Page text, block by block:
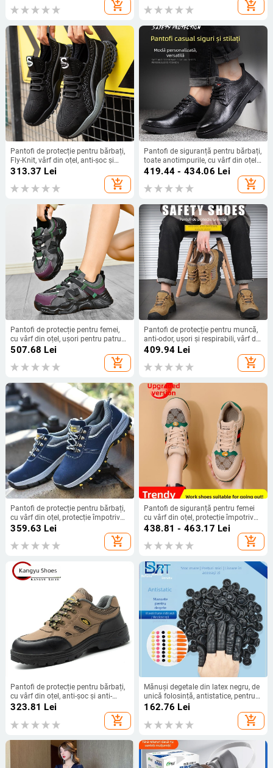
add_shopping_cart add_shopping_cart
Pantofi de protecție pentru bărbați,
Fly-Knit, vârf din oțel, anti-șoc și
anti-perforație, ușori și aerisiți
313.37 Lei
add_shopping_cart
Pantofi de siguranță pentru bărbați,
toate anotimpurile, cu vârf din oțel,
respiranți, confortabili, talpă moale,
rezistenți la abraziune, antișoc și
anti-perforație, antiderapante
419.44 - 434.06 Lei
add_shopping_cart
Pantofi de protecție pentru femei,
cu vârf din oțel, ușori pentru patru
anotimpuri, confortabili pentru stat
în picioare mult timp, protecție la
lovire și perforare
507.68 Lei
add_shopping_cart
Pantofi de protecție pentru muncă,
anti-odor, ușori și respirabili, vârf din
oțel, protecție la impact și perforare,
pentru sudură și șantier, antislip
409.94 Lei
add_shopping_cart
Pantofi de protecție pentru bărbați,
cu vârf din oțel, protecție împotriva
loviturilor și perforării, din piele de
rezistență la căldură
359.63 Lei
add_shopping_cart
Pantofi de siguranță pentru femei
cu vârf din oțel, protecție împotriva
loviturilor și perforării, izolați,
438.81 - 463.17 Lei
add_shopping_cart
Pantofi de protecție pentru bărbați,
cu vârf din oțel, anti-șoc și anti-
perforație, respirabili, ușori, pentru
323.81 Lei
add_shopping_cart
Mănuși degetale din latex negru, de
unică folosință, antistatice, pentru
atelier electronic
162.76 Lei
add_shopping_cart